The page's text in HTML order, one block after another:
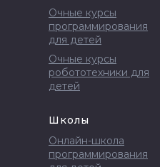
Очные курсы
программирования
для детей
Очные курсы
робототехники для
детей
Школы
Онлайн-школа
программирования